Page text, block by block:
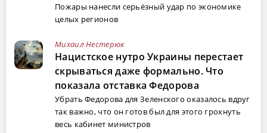
Пожары нанесли серьёзный удар по экономике
целых регионов
Михаил Нестерюк
Нацистское нутро Украины перестает
скрываться даже формально. Что
показала отставка Федорова
Убрать Федорова для Зеленского оказалось вдруг
так важно, что он готов был для этого грохнуть
весь кабинет министров